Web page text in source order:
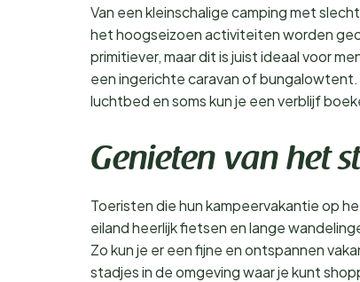
Van een kleinschalige camping met
het hoogseizoen activiteiten worden
primitiever, maar dit is juist ideaal voor
een ingerichte caravan of
luchtbed en soms kun je een verblijf
Genieten van het
Toeristen die hun kampeervakantie op
eiland heerlijk fietsen en lange
Zo kun je er een fijne en ontspannen
stadjes in de omgeving waar je kunt